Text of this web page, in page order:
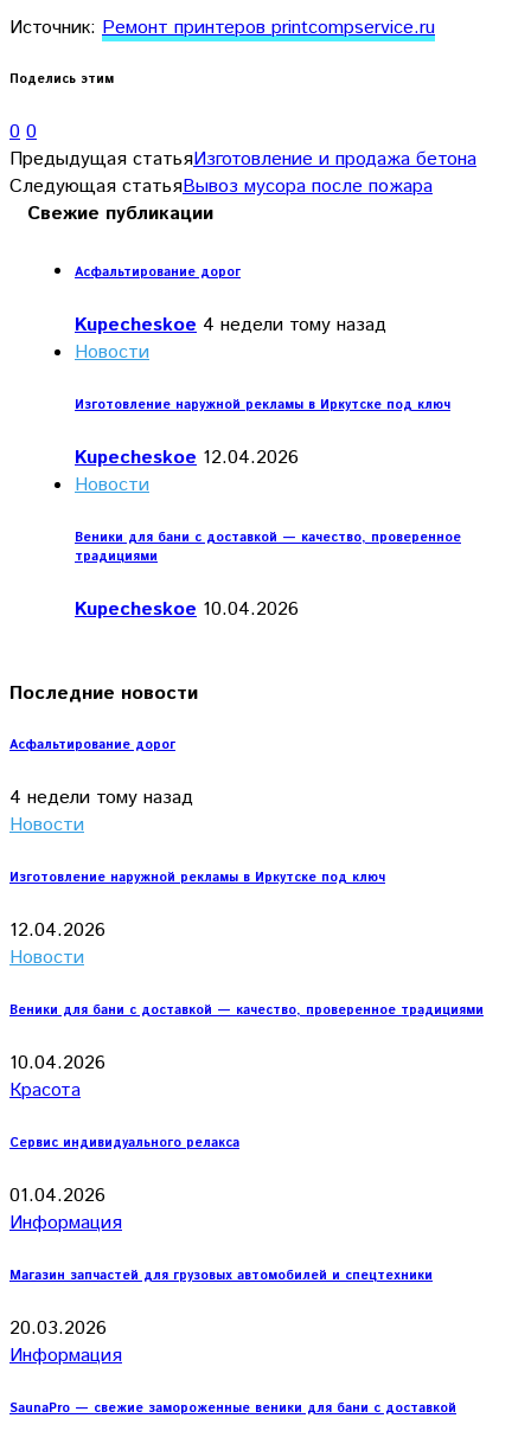
Источник: Ремонт принтеров printcompservice.ru
Поделись этим
0 0
Предыдущая статьяИзготовление и продажа бетона
Следующая статьяВывоз мусора после пожара
Свежие публикации
Асфальтирование дорог
Kupecheskoe 4 недели тому назад
Новости
Изготовление наружной рекламы в Иркутске под ключ
Kupecheskoe 12.04.2026
Новости
Веники для бани с доставкой — качество, проверенное
традициями
Kupecheskoe 10.04.2026
Последние новости
Асфальтирование дорог
4 недели тому назад
Новости
Изготовление наружной рекламы в Иркутске под ключ
12.04.2026
Новости
Веники для бани с доставкой — качество, проверенное традициями
10.04.2026
Красота
Сервис индивидуального релакса
01.04.2026
Информация
Магазин запчастей для грузовых автомобилей и спецтехники
20.03.2026
Информация
SaunaPro — свежие замороженные веники для бани с доставкой